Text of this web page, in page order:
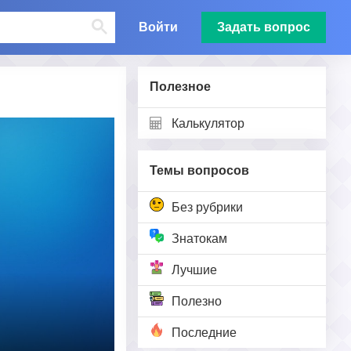
Войти Задать вопрос
Полезное
Калькулятор
Темы вопросов
Без рубрики
Знатокам
Лучшие
Полезно
Последние